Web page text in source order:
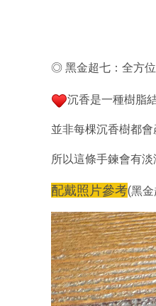
◎ 黑金超七：全方位
沉香是一種樹脂
並非每棵沉香樹都
所以這條手鍊會有
配戴照片參考(黑